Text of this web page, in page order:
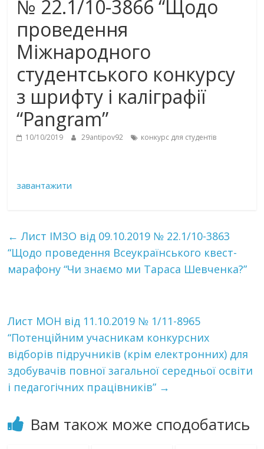
№ 22.1/10-3866 “Щодо
проведення
Міжнародного
студентського конкурсу
з шрифту і каліграфії
“Pangram”
10/10/2019 29antipov92 конкурс для студентів
завантажити
← Лист ІМЗО від 09.10.2019 № 22.1/10-3863
“Щодо проведення Всеукраїнського квест-
марафону “Чи знаємо ми Тараса Шевченка?”
Лист МОН від 11.10.2019 № 1/11-8965
“Потенційним учасникам конкурсних
відборів підручників (крім електронних) для
здобувачів повної загальної середньої освіти
і педагогічних працівників” →
Вам також може сподобатись